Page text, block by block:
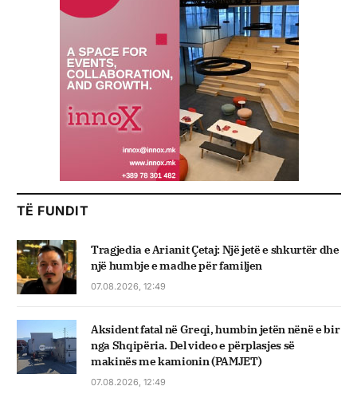
TË FUNDIT
Tragjedia e Arianit Çetaj: Një jetë e shkurtër dhe
një humbje e madhe për familjen
07.08.2026, 12:49
Aksident fatal në Greqi, humbin jetën nënë e bir
nga Shqipëria. Del video e përplasjes së
makinës me kamionin (PAMJET)
07.08.2026, 12:49